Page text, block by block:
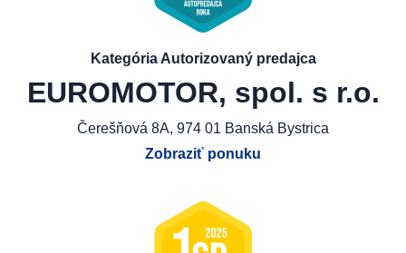
Kategória Autorizovaný predajca
EUROMOTOR, spol. s r.o.
Čerešňová 8A, 974 01 Banská Bystrica
Zobraziť ponuku